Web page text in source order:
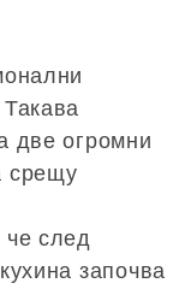
две огромни
срещу
след
започва